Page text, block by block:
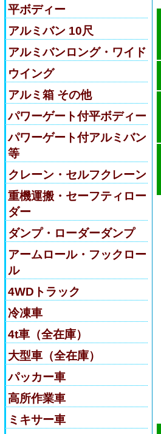
平ボディー
アルミバン 10尺
アルミバンロング・ワイド
ウイング
アルミ箱 その他
パワーゲート付平ボディー
パワーゲート付アルミバン
等
クレーン・セルフクレーン
重機運搬・セーフティロー
ダー
ダンプ・ローダーダンプ
アームロール・フックロー
ル
4WDトラック
冷凍車
4t車（全在庫）
大型車（全在庫）
パッカー車
高所作業車
ミキサー車